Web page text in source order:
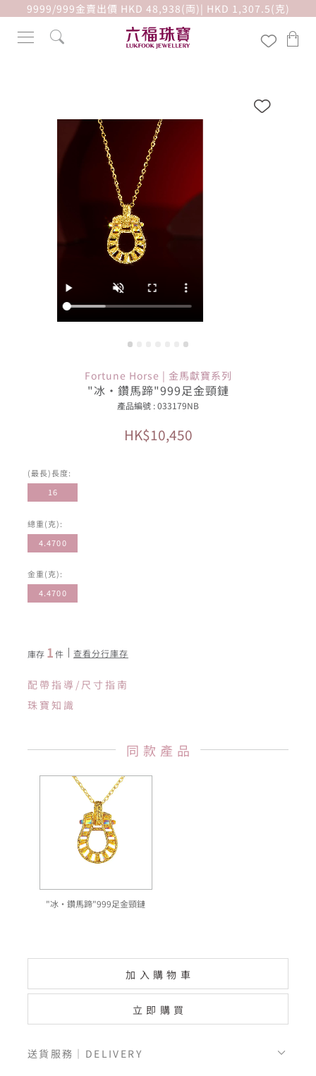
9999/999金賣出價 HKD 48,938(両)| HKD 1,307.5(克)
Fortune Horse | 金馬獻寶系列
"冰‧鑽馬蹄"999足金頸鏈
產品編號 : 033179NB
HK$10,450
(最長)長度:
16
總重(克):
4.4700
金重(克):
4.4700
庫存 1件 查看分行庫存
配帶指導/尺寸指南
珠寶知識
同款產品
"冰‧鑽馬蹄"999足金頸鏈
加入購物車
立即購買
送貨服務｜DELIVERY